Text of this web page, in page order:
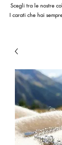
Scegli tra le nostre
I carati che hai